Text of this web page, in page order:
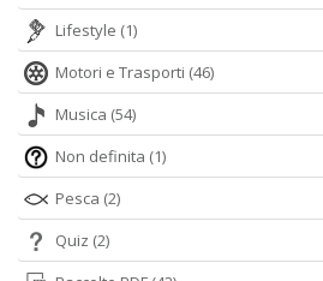
Lifestyle (1)
Motori e Trasporti (46)
Musica (54)
Non definita (1)
Pesca (2)
Quiz (2)